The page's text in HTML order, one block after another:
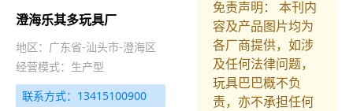
澄海乐其多玩具厂
地区：广东省-汕头市-澄海区
经营模式：生产型
联系方式：13415100900
免责声明： 本刊内
容及产品图片均为
各厂商提供，如涉
及任何法律问题，
玩具巴巴概不负
责，亦不承担任何